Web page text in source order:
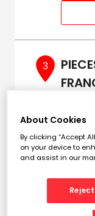
3
2.39
93290
About Cookies
By clicking “Accept
on your device to
and assist in our